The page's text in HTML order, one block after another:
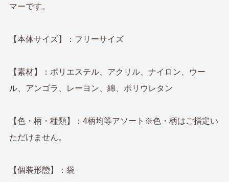
マーです。
【本体サイズ】：フリーサイズ
【素材】：ポリエステル、アクリル、ナイロン、ウー
ル、アンゴラ、レーヨン、綿、ポリウレタン
【色・柄・種類】：4柄均等アソート※色・柄はご指定い
ただけません。
【個装形態】：袋